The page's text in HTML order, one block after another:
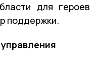
для героев
поддержки.